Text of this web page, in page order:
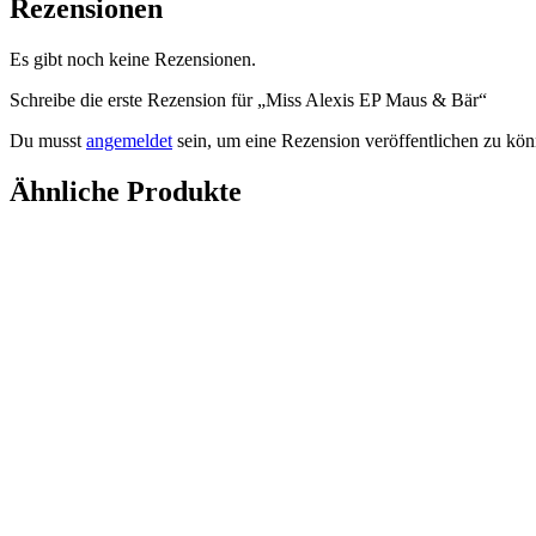
Rezensionen
Es gibt noch keine Rezensionen.
Schreibe die erste Rezension für „Miss Alexis EP Maus & Bär“
Du musst angemeldet sein, um eine Rezension veröffentlichen zu
Ähnliche Produkte